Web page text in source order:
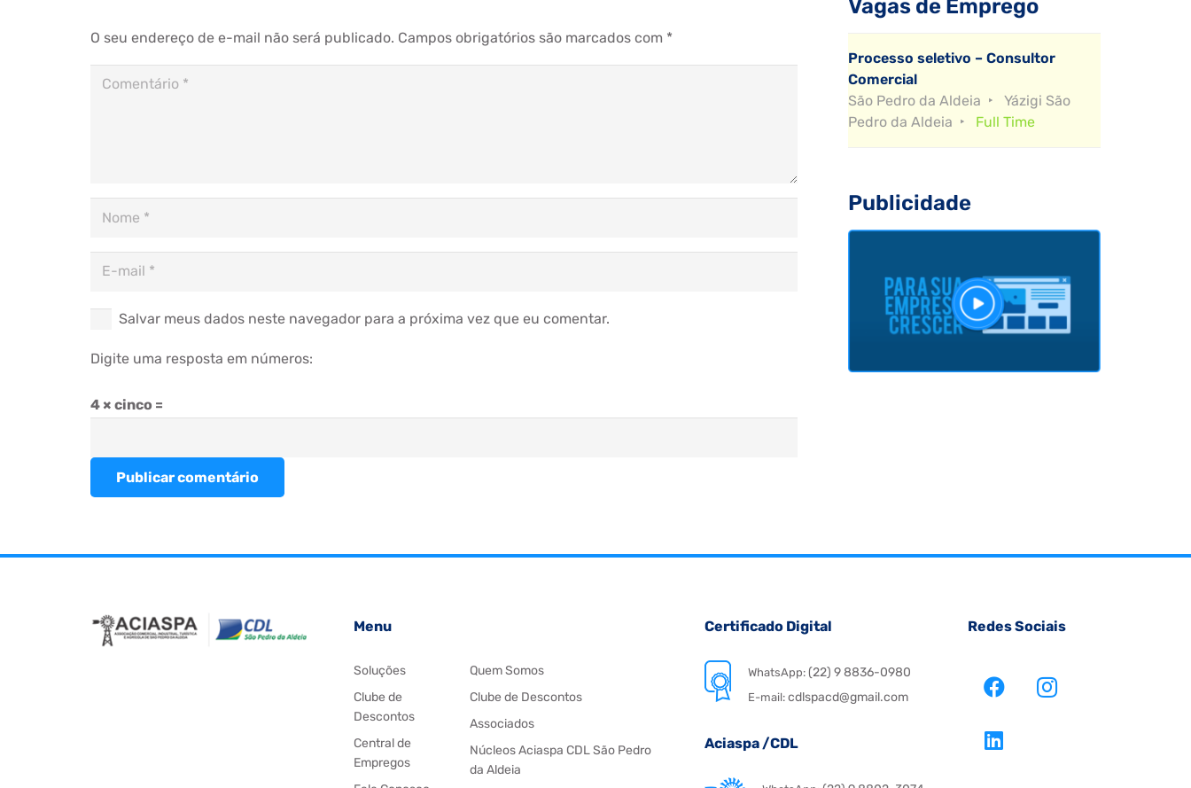
O seu endereço de e-mail não será publicado. Campos obrigatórios são marcados com *
Salvar meus dados neste navegador para a próxima vez que eu comentar.
Digite uma resposta em números:
4 × cinco =
Publicar comentário
Vagas de Emprego
Processo seletivo – Consultor
Comercial
São Pedro da Aldeia
Yázigi São
Pedro da Aldeia
Full Time
Publicidade
Menu
Soluções
Clube de
Descontos
Central de
Empregos
Quem Somos
Clube de Descontos
Associados
Núcleos Aciaspa CDL São Pedro
da Aldeia
Certificado Digital
WhatsApp:(22) 9 8836-0980
E-mail: cdlspacd@gmail.com
Aciaspa /CDL
Redes Sociais